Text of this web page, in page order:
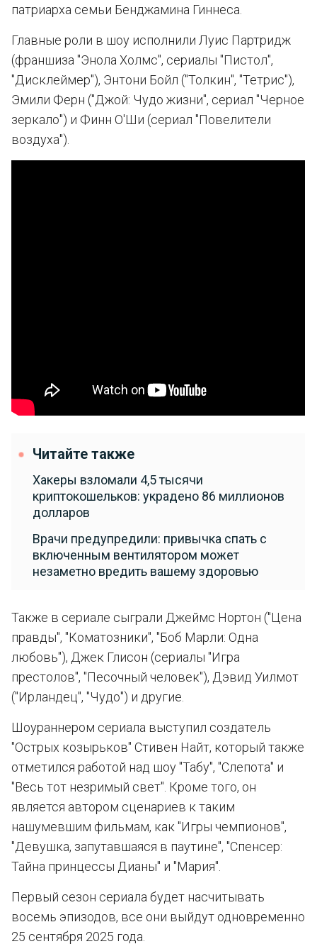
патриарха семьи Бенджамина Гиннеса.
Главные роли в шоу исполнили Луис Партридж
(франшиза "Энола Холмс", сериалы "Пистол",
"Дисклеймер"), Энтони Бойл ("Толкин", "Тетрис"),
Эмили Ферн ("Джой: Чудо жизни", сериал "Черное
зеркало") и Финн О'Ши (сериал "Повелители
воздуха").
Читайте также
Хакеры взломали 4,5 тысячи
криптокошельков: украдено 86 миллионов
долларов
Врачи предупредили: привычка спать с
включенным вентилятором может
незаметно вредить вашему здоровью
Также в сериале сыграли Джеймс Нортон ("Цена
правды", "Коматозники", "Боб Марли: Одна
любовь"), Джек Глисон (сериалы "Игра
престолов", "Песочный человек"), Дэвид Уилмот
("Ирландец", "Чудо") и другие.
Шоураннером сериала выступил создатель
"Острых козырьков" Стивен Найт, который также
отметился работой над шоу "Табу", "Слепота" и
"Весь тот незримый свет". Кроме того, он
является автором сценариев к таким
нашумевшим фильмам, как "Игры чемпионов",
"Девушка, запутавшаяся в паутине", "Спенсер:
Тайна принцессы Дианы" и "Мария".
Первый сезон сериала будет насчитывать
восемь эпизодов, все они выйдут одновременно
25 сентября 2025 года.